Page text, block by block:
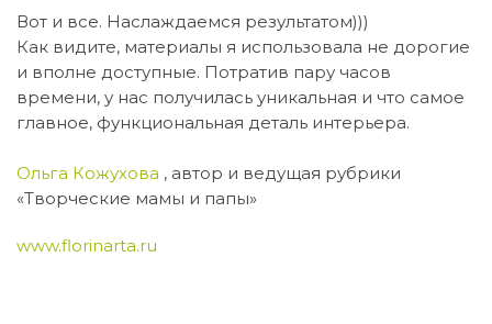
Вот и все. Наслаждаемся результатом)))
Как видите, материалы я использовала не дорогие
и вполне доступные. Потратив пару часов
времени, у нас получилась уникальная и что самое
главное, функциональная деталь интерьера.
Ольга Кожухова , автор и ведущая рубрики
«Творческие мамы и папы»
www.florinarta.ru